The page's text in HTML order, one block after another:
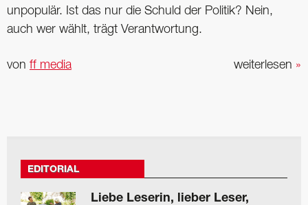
unpopulär. Ist das nur die Schuld der Politik? Nein,
auch wer wählt, trägt Verantwortung.
weiterlesen »
von ff media
EDITORIAL
Liebe Leserin, lieber Leser,